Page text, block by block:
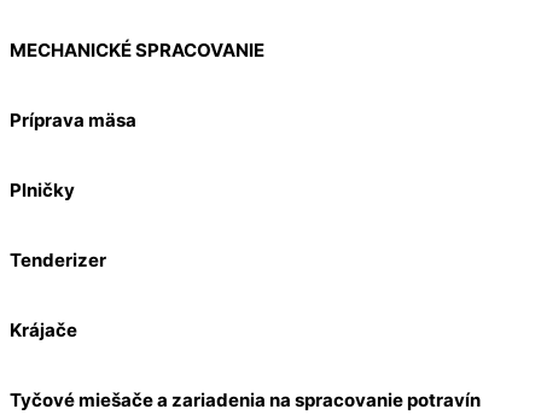
MECHANICKÉ SPRACOVANIE
Príprava mäsa
Plničky
Tenderizer
Krájače
Tyčové miešače a zariadenia na spracovanie potravín